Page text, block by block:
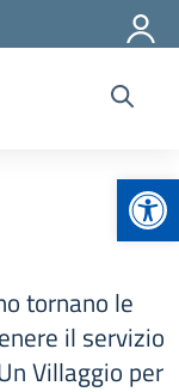
tornano le
il servizio
Villaggio per